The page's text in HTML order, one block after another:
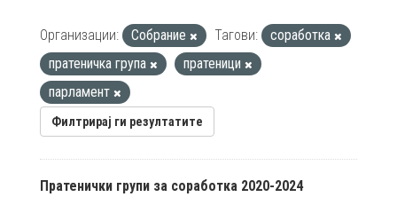
Организации: Собрание Тагови:
соработка
пратеничка група
пратеници
парламент
Филтрирај ги резултатите
Пратенички групи за соработка 2020-2024